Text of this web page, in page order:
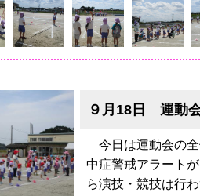
９月18日 運動
今日は運動会の全
中症警戒アラート
ら演技・競技は行